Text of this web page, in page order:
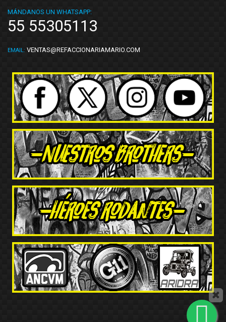
MÁNDANOS UN WHATSAPP:
55 55305113
EMAIL: VENTAS@REFACCIONARIAMARIO.COM